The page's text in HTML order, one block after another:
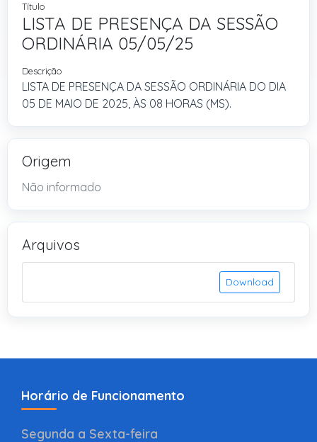
Título
LISTA DE PRESENÇA DA SESSÃO
ORDINÁRIA 05/05/25
Descrição
LISTA DE PRESENÇA DA SESSÃO ORDINÁRIA DO DIA
05 DE MAIO DE 2025, ÀS 08 HORAS (MS).
Origem
Não informado
Arquivos
Download
Horário de Funcionamento
Segunda a Sexta-feira